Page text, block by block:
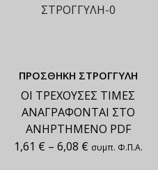
ΠΡΟΣΘΗΚΗ ΣΤΡΟΓΓΥΛΗ
ΟΙ ΤΡΕΧΟΥΣΕΣ ΤΙΜΕΣ
ΑΝΑΓΡΑΦΟΝΤΑΙ ΣΤΟ
ΑΝΗΡΤΗΜΕΝΟ PDF
1,61 € – 6,08 € συμπ. Φ.Π.Α.